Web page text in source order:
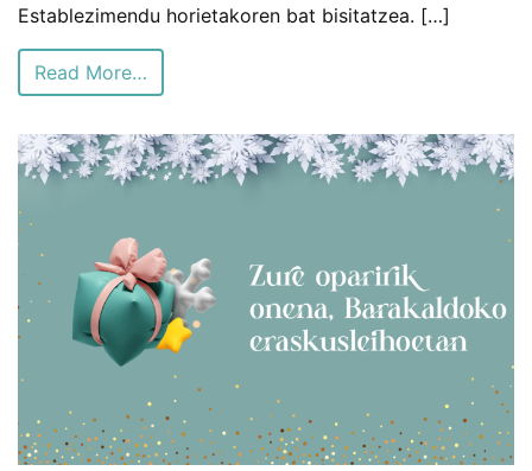
Establezimendu horietakoren bat bisitatzea. […]
Read More…